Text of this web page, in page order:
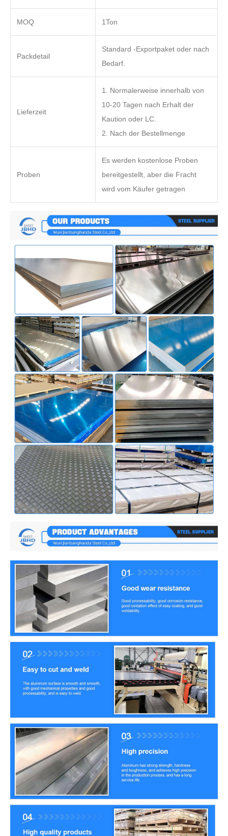
MOQ 1Ton
Packdetail
Standard -Exportpaket oder nach
Bedarf.
Lieferzeit
1. Normalerweise innerhalb von
10-20 Tagen nach Erhalt der
Kaution oder LC.
2. Nach der Bestellmenge
Proben
Es werden kostenlose Proben
bereitgestellt, aber die Fracht
wird vom Käufer getragen